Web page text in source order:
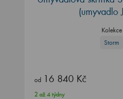
(umyvadlo
Kolekce
Storm
od 16 840 Kč
2 až 4 týdny